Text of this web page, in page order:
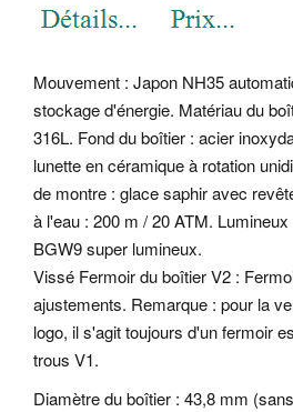
Mouvement : Japon NH35
stockage d'énergie. Matériau du
316L. Fond du boîtier : acier
lunette en céramique à rotation
de montre : glace saphir avec
à l'eau : 200 m / 20 ATM.
BGW9 super lumineux.
Vissé Fermoir du boîtier V2 :
ajustements. Remarque : pour la
logo, il s'agit toujours d'un fermoir
trous V1.
Diamètre du boîtier : 43,8 mm